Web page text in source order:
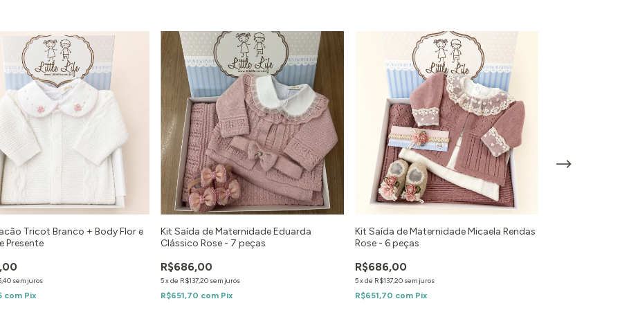
Tricot Branco + Body Flor e
Presente
sem juros
com Pix
Kit Saída de Maternidade Eduarda
Clássico Rose - 7 peças
R$686,00
5xde R$137,20 sem juros
R$651,70 com Pix
Kit Saída de Maternidade Micaela Rendas
Rose - 6 peças
R$686,00
5xde R$137,20 sem juros
R$651,70 com Pix